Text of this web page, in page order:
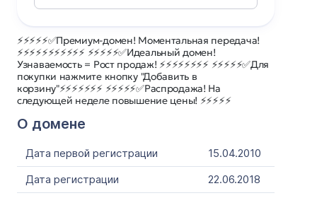
⚡⚡⚡⚡⚡✅Премиум-домен! Моментальная передача!
⚡⚡⚡⚡⚡⚡⚡⚡⚡⚡⚡ ⚡⚡⚡⚡⚡✅Идеальный домен!
Узнаваемость = Рост продаж! ⚡⚡⚡⚡⚡⚡⚡⚡ ⚡⚡⚡⚡⚡✅Для
покупки нажмите кнопку "Добавить в
корзину"⚡⚡⚡⚡⚡⚡⚡ ⚡⚡⚡⚡⚡✅Распродажа! На
следующей неделе повышение цены! ⚡⚡⚡⚡⚡
О домене
Дата первой регистрации
15.04.2010
Дата регистрации
22.06.2018